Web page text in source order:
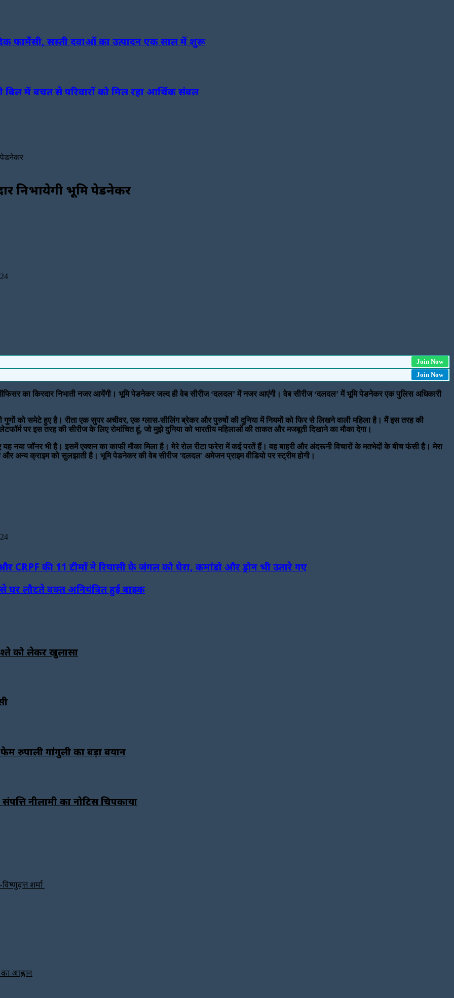
फार्मेसी, सस्ती दवाओं का उत्पादन एक साल में शुरू
बिल में बचत से परिवारों को मिल रहा आर्थिक संबल
पेडनेकर
निभायेगी भूमि पेडनेकर
Join Now
Join Now
का किरदार निभाती नजर आयेंगी। भूमि पेडनेकर जल्द ही वेब सीरीज ‘दलदल’ में नजर आएंगी। वेब सीरीज ‘दलदल’ में भूमि पेडनेकर एक पुलिस अधिकारी
को समेटे हुए है। रीता एक सुपर अचीवर, एक ग्लास-सीलिंग ब्रेकर और पुरुषों की दुनिया में नियमों को फिर से लिखने वाली महिला है। मैं इस तरह की
पर इस तरह की सीरीज के लिए रोमांचित हूं, जो मुझे दुनिया को भारतीय महिलाओं की ताकत और मजबूती दिखाने का मौका देगा।
नया जॉनर भी है। इसमें एक्शन का काफी मौका मिला है। मेरे रोल रीटा फरेरा में कई परतें हैं। वह बाहरी और अंदरूनी विचारों के मतभेदों के बीच फंसी है। मेरा
अन्य क्राइम को सुलझाती है। भूमि पेडनेकर की वेब सीरीज 'दलदल' अमेजन प्राइम वीडियो पर स्ट्रीम होगी।
की 11 टीमों ने रियासी के जंगल को घेरा, कमांडो और ड्रोन भी उतारे गए
घर लौटते वक्त अनियंत्रित हुई बाइक
को लेकर खुलासा
रुपाली गांगुली का बड़ा बयान
नीलामी का नोटिस चिपकाया
शर्मा
आह्वान